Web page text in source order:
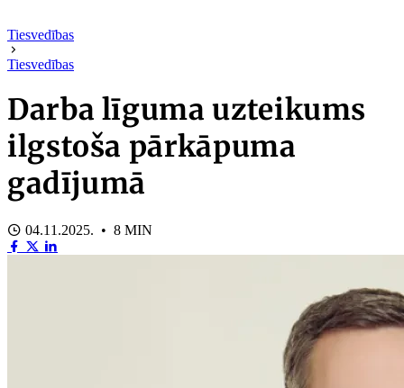
Tiesvedības
Tiesvedības
Darba līguma uzteikums
ilgstoša pārkāpuma
gadījumā
04.11.2025. • 8 MIN